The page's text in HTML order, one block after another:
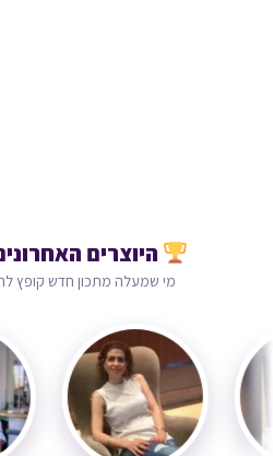
היוצרים
מי שמעלה מתכון חדש קופץ